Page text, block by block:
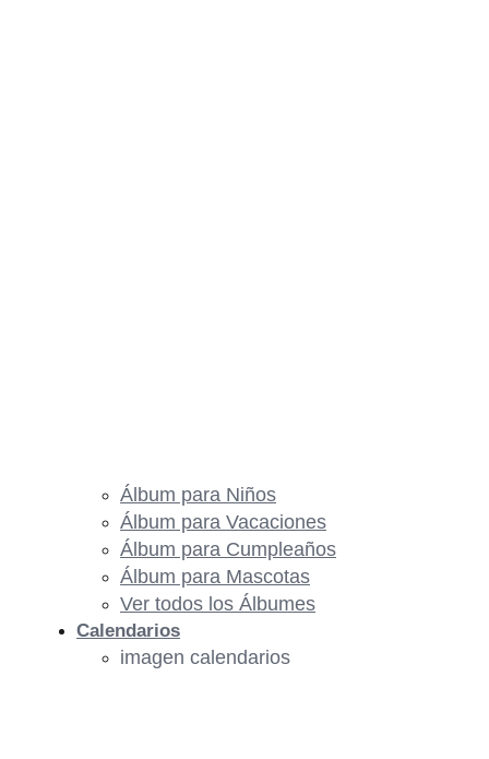
Álbum para Niños
Álbum para Vacaciones
Álbum para Cumpleaños
Álbum para Mascotas
Ver todos los Álbumes
Calendarios
imagen calendarios